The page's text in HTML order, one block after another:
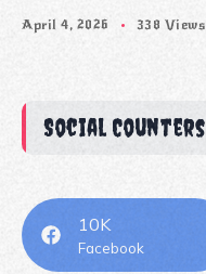
April 4, 2026 338 Views
Social Counters
10K
Facebook